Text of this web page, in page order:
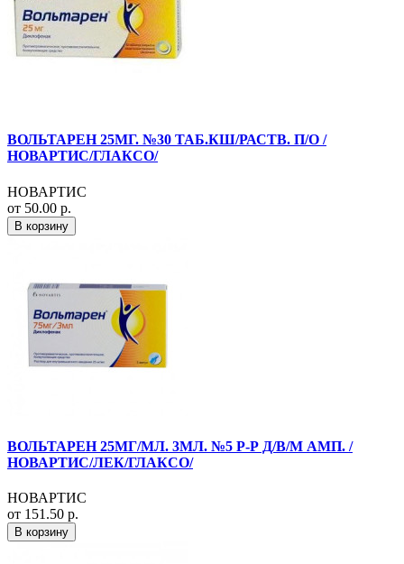
ВОЛЬТАРЕН 25МГ. №30 ТАБ.КШ/РАСТВ. П/О /
НОВАРТИС/ГЛАКСО/
НОВАРТИС
от 50.00 р.
В корзину
ВОЛЬТАРЕН 25МГ/МЛ. 3МЛ. №5 Р-Р Д/В/М АМП. /
НОВАРТИС/ЛЕК/ГЛАКСО/
НОВАРТИС
от 151.50 р.
В корзину